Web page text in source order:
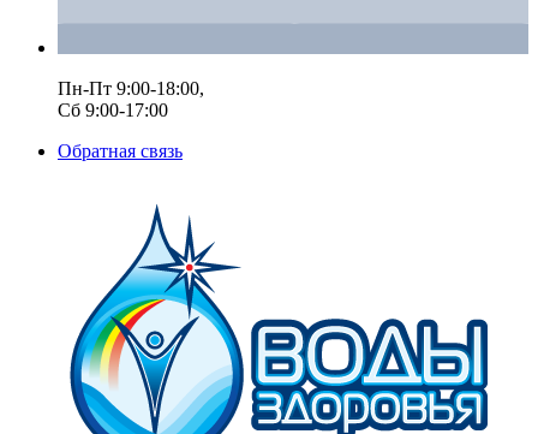
Пн-Пт 9:00-18:00,
Сб 9:00-17:00
Обратная связь